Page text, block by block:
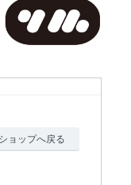
ショップへ戻る